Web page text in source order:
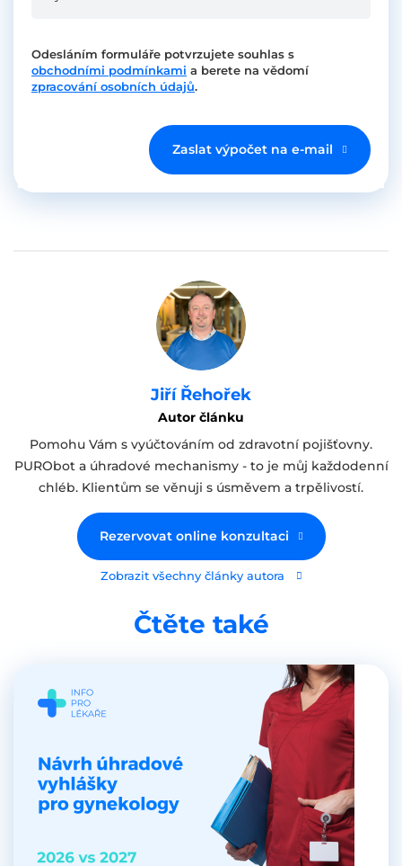
Odesláním formuláře potvrzujete souhlas s
obchodními podmínkami a berete na vědomí
zpracování osobních údajů.
Zaslat výpočet na e-mail
Jiří Řehořek
Autor článku
Pomohu Vám s vyúčtováním od zdravotní pojišťovny.
PURObot a úhradové mechanismy - to je můj každodenní
chléb. Klientům se věnuji s úsměvem a trpělivostí.
Rezervovat online konzultaci
Zobrazit všechny články autora
Čtěte také